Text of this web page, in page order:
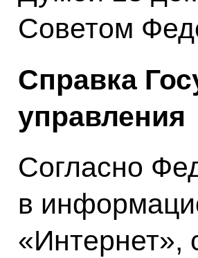
Советом
Справка
управления
Согласно
в
«Интернет»,